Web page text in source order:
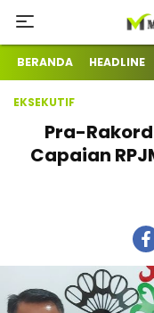
BERANDA HEADLINE
EKSEKUTIF
Pra-
Capaian